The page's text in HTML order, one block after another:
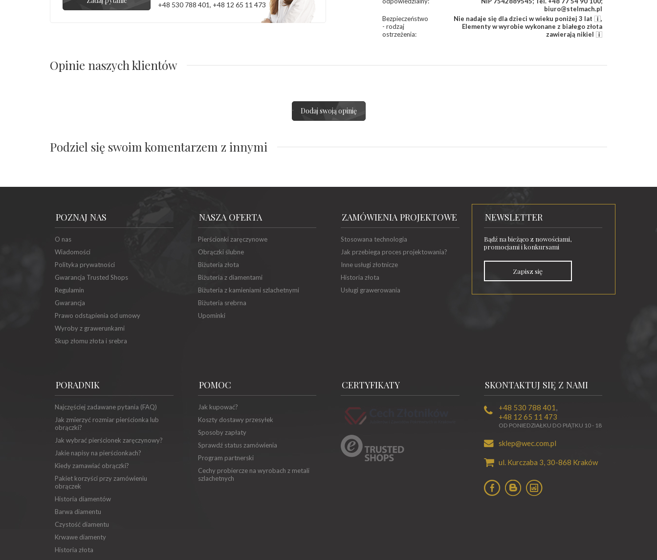
biuro@stelmach.pl
Bezpieczeństwo
- rodzaj
ostrzeżenia:
Nie nadaje się dla dzieci w wieku poniżej 3 lat
,
Elementy w wyrobie wykonane z białego złota
zawierają nikiel
+48 530 788 401, +48 12 65 11 473
Opinie naszych klientów
Dodaj swoją opinię
Podziel się swoim komentarzem z innymi
POZNAJ NAS
O nas
Wiadomości
Polityka prywatności
Gwarancja Trusted Shops
Regulamin
Gwarancja
Prawo odstąpienia od umowy
Wyroby z grawerunkami
Skup złomu złota i srebra
NASZA OFERTA
Pierścionki zaręczynowe
Obrączki ślubne
Biżuteria złota
Biżuteria z diamentami
Biżuteria z kamieniami szlachetnymi
Biżuteria srebrna
Upominki
ZAMÓWIENIA PROJEKTOWE
Stosowana technologia
Jak przebiega proces projektowania?
Inne usługi złotnicze
Historia złota
Usługi grawerowania
NEWSLETTER
Bądź na bieżąco z nowościami,
promocjami i konkursami
Zapisz się
PORADNIK
Najczęściej zadawane pytania (FAQ)
Jak zmierzyć rozmiar pierścionka lub
obrączki?
Jak wybrać pierścionek zaręczynowy?
Jakie napisy na pierścionkach?
Kiedy zamawiać obrączki?
Pakiet korzyści przy zamówieniu
obrączek
Historia diamentów
Barwa diamentu
Czystość diamentu
Krwawe diamenty
Historia złota
POMOC
Jak kupować?
Koszty dostawy przesyłek
Sposoby zapłaty
Sprawdź status zamówienia
Program partnerski
Cechy probiercze na wyrobach z metali
szlachetnych
CERTYFIKATY SKONTAKTUJ SIĘ Z NAMI
+48 530 788 401
+48 12 65 11 473
OD PONIEDZIAŁKU DO PIĄTKU 10 - 18
sklep@wec.com.pl
ul. Kurczaba 3, 30-868 Kraków